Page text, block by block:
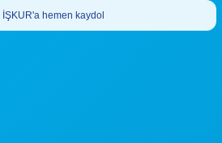
İŞKUR'a hemen kaydol